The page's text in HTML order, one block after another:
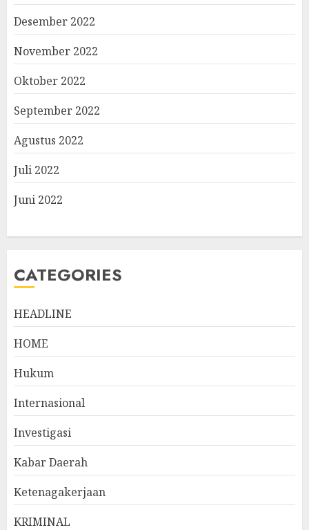
Desember 2022
November 2022
Oktober 2022
September 2022
Agustus 2022
Juli 2022
Juni 2022
CATEGORIES
HEADLINE
HOME
Hukum
Internasional
Investigasi
Kabar Daerah
Ketenagakerjaan
KRIMINAL